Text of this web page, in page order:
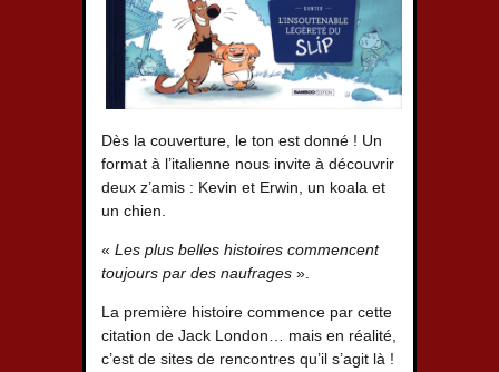
Dès la couverture, le ton est donné ! Un
format à l’italienne nous invite à découvrir
deux z’amis : Kevin et Erwin, un koala et
un chien.
« Les plus belles histoires commencent
toujours par des naufrages ».
La première histoire commence par cette
citation de Jack London… mais en réalité,
c’est de sites de rencontres qu’il s’agit là !